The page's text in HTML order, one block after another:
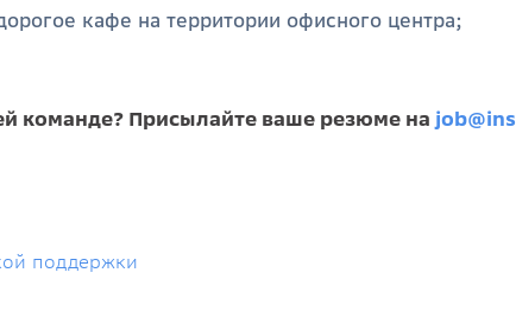
кафе на территории офисного центра;
команде? Присылайте ваше резюме на
поддержки